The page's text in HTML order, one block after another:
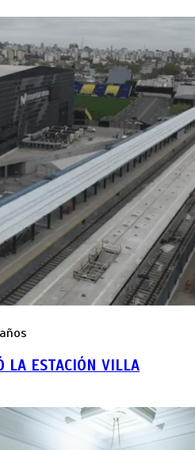
LA ESTACIÓN VILLA